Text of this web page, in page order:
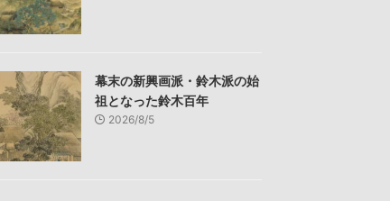
幕末の新興画派・鈴木派の始
祖となった鈴木百年
2026/8/5